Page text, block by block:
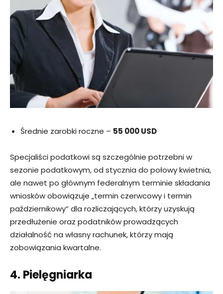
Średnie zarobki roczne – 55 000 USD
Specjaliści podatkowi są szczególnie potrzebni w
sezonie podatkowym, od stycznia do połowy kwietnia,
ale nawet po głównym federalnym terminie składania
wniosków obowiązuje „termin czerwcowy i termin
październikowy” dla rozliczających, którzy uzyskują
przedłużenie oraz podatników prowadzących
działalność na własny rachunek, którzy mają
zobowiązania kwartalne.
4. Pielęgniarka